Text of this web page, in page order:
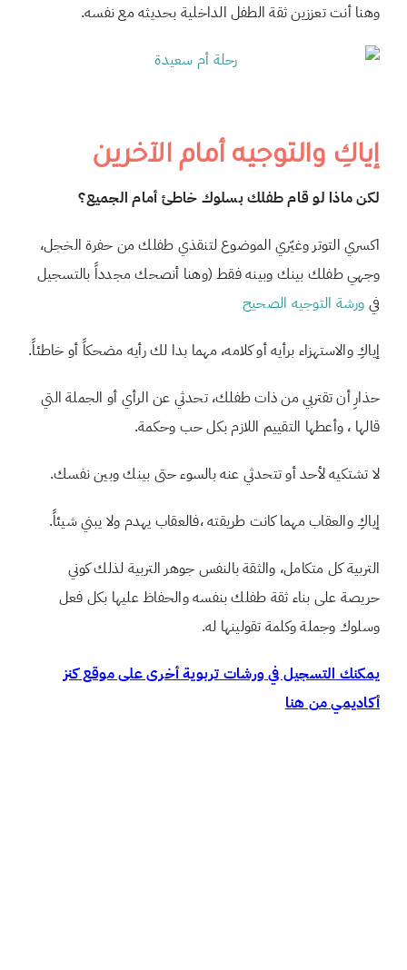
وهنا أنت تعززين ثقة الطفل الداخلية بحديثه مع نفسه.
إياكِ والتوجيه أمام الآخرين
لكن ماذا لو قام طفلك بسلوك خاطئ أمام الجميع؟
اكسري التوتر وغيّري الموضوع لتنقذي طفلك من حفرة الخجل،
وجهي طفلك بينك وبينه فقط (وهنا أنصحك مجدداً بالتسجيل
في ورشة التوجيه الصحيح
إياكِ والاستهزاء برأيه أو كلامه، مهما بدا لك رأيه مضحكاً أو خاطئاً.
حذارِ أن تقتربي من ذات طفلك، تحدثي عن الرأي أو الجملة التي
قالها ، وأعطها التقييم اللازم بكل حب وحكمة.
لا تشتكيه لأحد أو تتحدثي عنه بالسوء حتى بينك وبين نفسك.
إياكِ والعقاب مهما كانت طريقته ،فالعقاب يهدم ولا يبني شيئاً.
التربية كل متكامل، والثقة بالنفس جوهر التربية لذلك كوني
حريصة على بناء ثقة طفلك بنفسه والحفاظ عليها بكل فعل
وسلوك وجملة وكلمة تقولينها له.
يمكنكالتسجيل في ورشات تربوية أخرى على موقع كنز
أكاديمي من هنا